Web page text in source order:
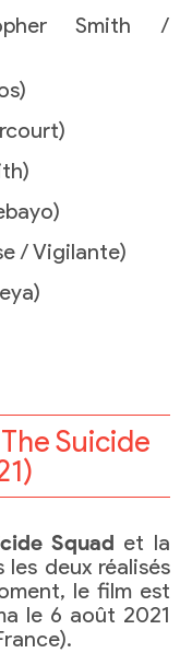
Smith /
/ Vigilante)
Suicide
Squad et la
les deux réalisés
le film est
le 6 août 2021